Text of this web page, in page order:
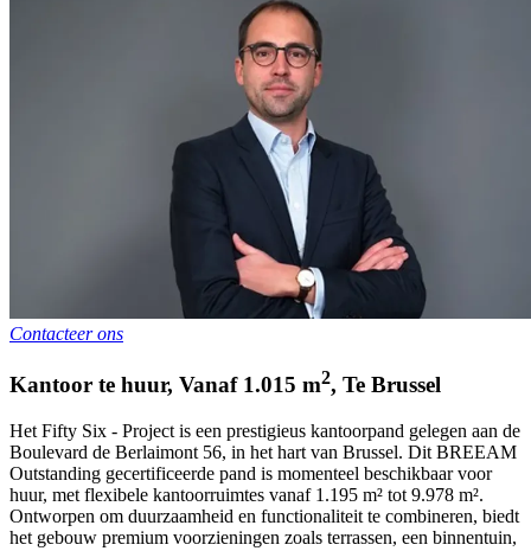
Contacteer ons
Kantoor te huur, Vanaf 1.015 m2, Te Brussel
Het Fifty Six - Project is een prestigieus kantoorpand gelegen aan de
Boulevard de Berlaimont 56, in het hart van Brussel. Dit BREEAM
Outstanding gecertificeerde pand is momenteel beschikbaar voor
huur, met flexibele kantoorruimtes vanaf 1.195 m² tot 9.978 m².
Ontworpen om duurzaamheid en functionaliteit te combineren, biedt
het gebouw premium voorzieningen zoals terrassen, een binnentuin,